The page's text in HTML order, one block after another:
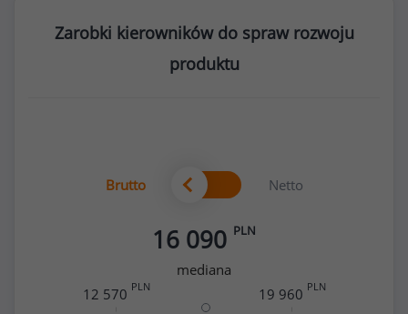
Zarobki kierowników do spraw rozwoju
produktu
Brutto Netto
16 090 PLN
mediana
12 570 PLN 19 960 PLN